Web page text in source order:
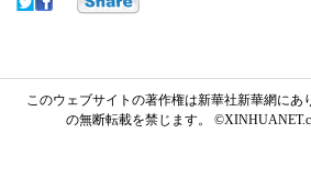
このウェブサイトの著作権は新華社新華網にあ
の無断転載を禁じます。